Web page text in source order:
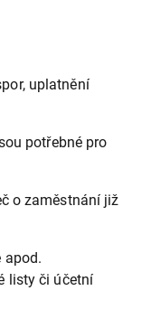
uplatnění
potřebné pro
o zaměstnání již
apod.
listy či účetní